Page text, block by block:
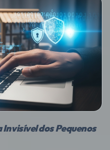
dos Pequenos